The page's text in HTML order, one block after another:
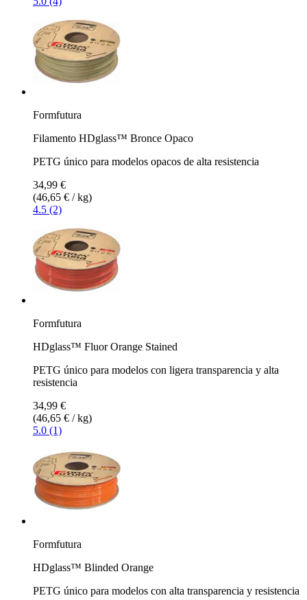
Formfutura
Filamento HDglass™ Bronce Opaco
PETG único para modelos opacos de alta resistencia
34,99 €
(46,65 € / kg)
4.5 (2)
Formfutura
HDglass™ Fluor Orange Stained
PETG único para modelos con ligera transparencia y alta
resistencia
34,99 €
(46,65 € / kg)
5.0 (1)
Formfutura
HDglass™ Blinded Orange
PETG único para modelos con alta transparencia y resistencia